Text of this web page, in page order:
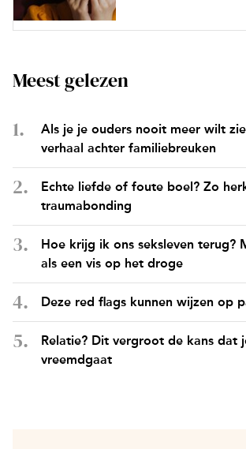
Meest gelezen
Als je je ouders nooit meer wilt
verhaal achter familiebreuken
Echte liefde of foute boel? Zo
traumabonding
Hoe krijg ik ons seksleven terug?
als een vis op het droge
Deze red flags kunnen wijzen op
Relatie? Dit vergroot de kans dat
vreemdgaat